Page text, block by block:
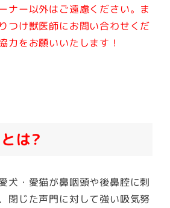
ナー以外はご遠慮ください。 ま
つけ獣医師にお問い合わせくだ
力をお願いいたします！
は?
犬・愛猫が鼻咽頭や後鼻腔に刺
閉じた声門に対して強い吸気努